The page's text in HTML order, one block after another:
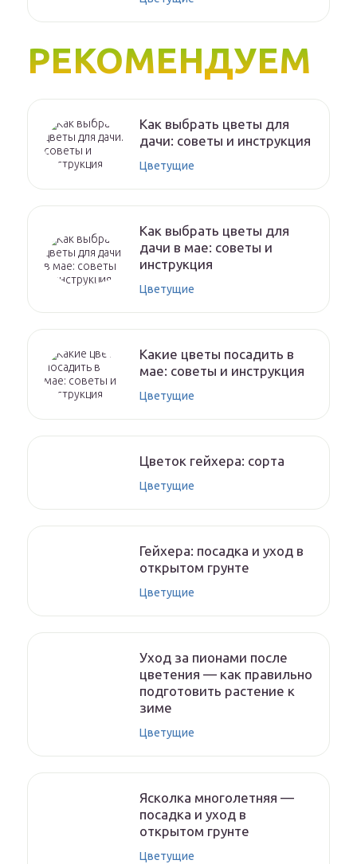
РЕКОМЕНДУЕМ
Как выбрать цветы для
дачи: советы и инструкция
Цветущие
Как выбрать цветы для
дачи в мае: советы и
инструкция
Цветущие
Какие цветы посадить в
мае: советы и инструкция
Цветущие
Цветок гейхера: сорта
Цветущие
Гейхера: посадка и уход в
открытом грунте
Цветущие
Уход за пионами после
цветения — как правильно
подготовить растение к
зиме
Цветущие
Ясколка многолетняя —
посадка и уход в
открытом грунте
Цветущие